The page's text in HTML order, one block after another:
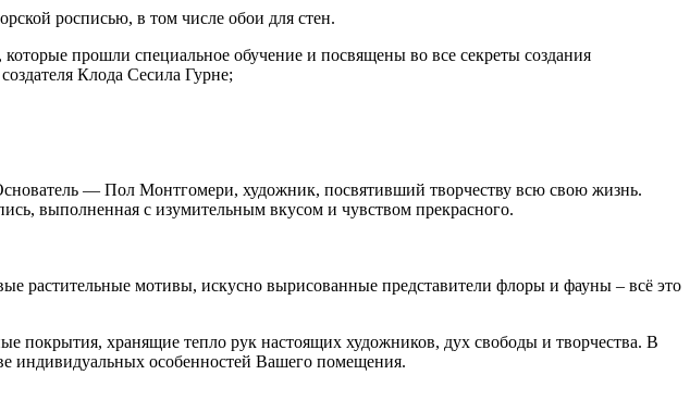
росписью, в том числе обои для стен.
прошли специальное обучение и посвящены во все секреты создания
Клода Сесила Гурне;
— Пол Монтгомери, художник, посвятивший творчеству всю свою жизнь.
выполненная с изумительным вкусом и чувством прекрасного.
растительные мотивы, искусно вырисованные представители флоры и фауны – всё это
покрытия, хранящие тепло рук настоящих художников, дух свободы и творчества. В
индивидуальных особенностей Вашего помещения.